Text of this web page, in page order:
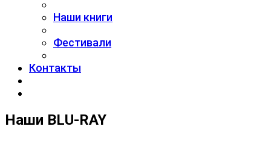
Наши книги
Фестивали
Контакты
Наши BLU-RAY